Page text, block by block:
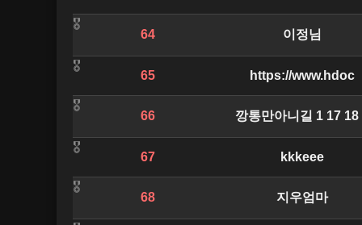
64 이정님
65 https://www.hdoc
66 깡통만아니길 1 17 18
67 kkkeee
68 지우엄마